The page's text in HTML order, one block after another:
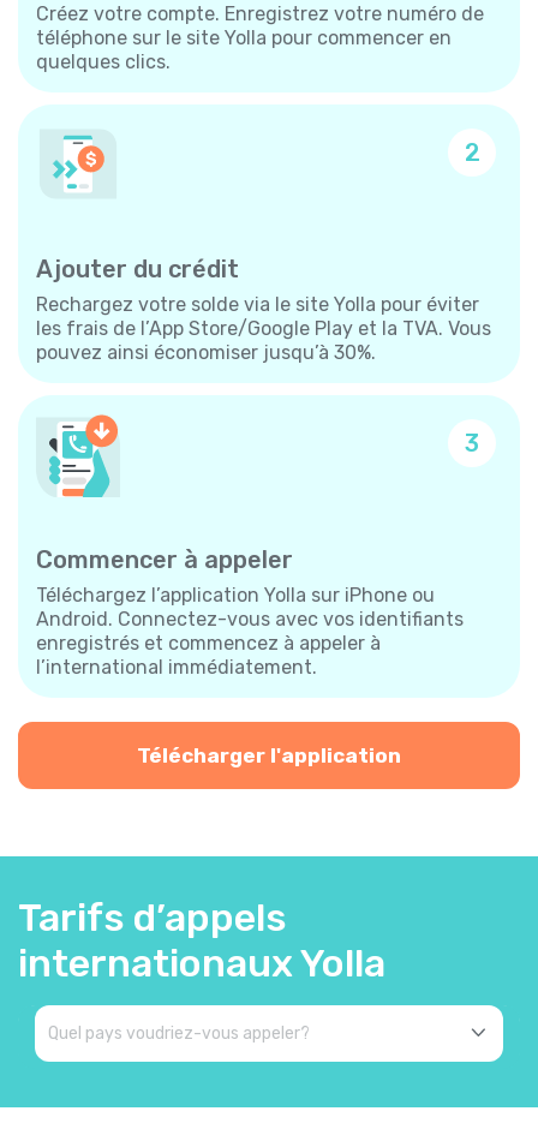
Créez votre compte. Enregistrez votre numéro de
téléphone sur le site Yolla pour commencer en
quelques clics.
2
Ajouter du crédit
Rechargez votre solde via le site Yolla pour éviter
les frais de l’App Store/Google Play et la TVA. Vous
pouvez ainsi économiser jusqu’à 30%.
3
Commencer à appeler
Téléchargez l’application Yolla sur iPhone ou
Android. Connectez-vous avec vos identifiants
enregistrés et commencez à appeler à
l’international immédiatement.
Télécharger l'application
Tarifs d’appels
internationaux Yolla